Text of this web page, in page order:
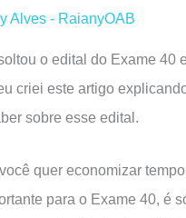
Alves - RaianyOAB
o edital do Exame 40
criei este artigo
sobre esse edital.
quer economizar
para o Exame 40, é